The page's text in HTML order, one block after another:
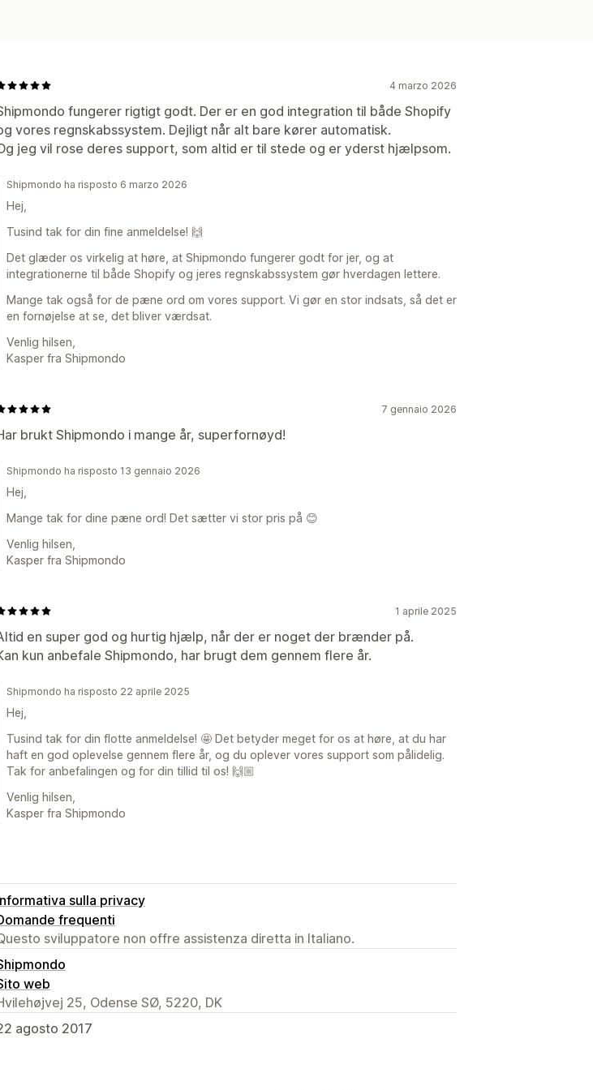
4 marzo 2026
fungerer rigtigt godt. Der er en god integration til både Shopify
vores regnskabssystem. Dejligt når alt bare kører automatisk.
jeg vil rose deres support, som altid er til stede og er yderst hjælpsom.
Shipmondo ha risposto 6 marzo 2026
Hej,
Tusind tak for din fine anmeldelse! 🙌
Det glæder os virkelig at høre, at Shipmondo fungerer godt for jer, og at
integrationerne til både Shopify og jeres regnskabssystem gør hverdagen lettere.
Mange tak også for de pæne ord om vores support. Vi gør en stor indsats, så det er
en fornøjelse at se, det bliver værdsat.
Venlig hilsen,
Kasper fra Shipmondo
7 gennaio 2026
brukt Shipmondo i mange år, superfornøyd!
Shipmondo ha risposto 13 gennaio 2026
Hej,
Mange tak for dine pæne ord! Det sætter vi stor pris på 😊
Venlig hilsen,
Kasper fra Shipmondo
1 aprile 2025
en super god og hurtig hjælp, når der er noget der brænder på.
kun anbefale Shipmondo, har brugt dem gennem flere år.
Shipmondo ha risposto 22 aprile 2025
Hej,
Tusind tak for din flotte anmeldelse! 🤩 Det betyder meget for os at høre, at du har
haft en god oplevelse gennem flere år, og du oplever vores support som pålidelig.
Tak for anbefalingen og for din tillid til os! 🙌🏼
Venlig hilsen,
Kasper fra Shipmondo
sulla privacy
frequenti
sviluppatore non offre assistenza diretta in Italiano.
web
25, Odense SØ, 5220, DK
agosto 2017